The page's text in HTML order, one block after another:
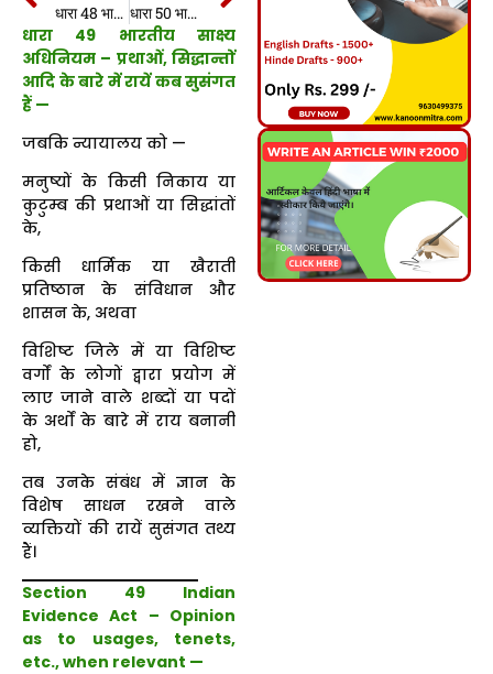
धारा 48 भारतीय साक्ष्य अधिनियम | धारा 48 साक्ष्य अधिनियम | Section 48 Indian Evidence Act in hindi धारा 50 भारतीय साक्ष्य अधिनियम | धारा 50 साक्ष्य अधिनियम | Section 50 Indian Evidence Act in hindi
धारा 49 भारतीय साक्ष्य
अधिनियम – प्रथाओं, सिद्धान्तों
आदि के बारे में रायें कब सुसंगत
हैं —
जबकि न्यायालय को —
मनुष्यों के किसी निकाय या
कुटुम्ब की प्रथाओं या सिद्धांतों
के,
किसी धार्मिक या खैराती
प्रतिष्ठान के संविधान और
शासन के, अथवा
विशिष्ट जिले में या विशिष्ट
वर्गों के लोगों द्वारा प्रयोग में
लाए जाने वाले शब्दों या पदों
के अर्थों के बारे में राय बनानी
हो,
तब उनके संबंध में ज्ञान के
विशेष साधन रखने वाले
व्यक्तियों की रायें सुसंगत तथ्य
हैं।
Section 49 Indian
Evidence Act – Opinion
as to usages, tenets,
etc., when relevant —